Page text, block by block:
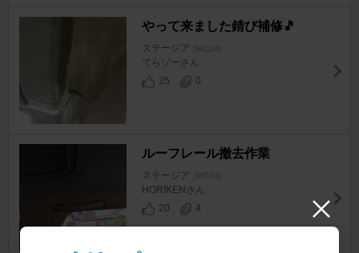
やって来ました錆び補修🎵
ステージア [WC34]
てらゾーさん
25
0
ルーフレール撤去作業
ステージア [WC34]
HORIKENさん
20
4